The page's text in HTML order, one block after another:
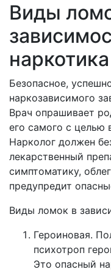
Виды
наркотика
Безопасное,
наркозависимого
Врач опрашивает
его самого с целью
Нарколог должен
лекарственный
симптоматику,
предупредит
Виды ломок в
Героиновая.
психотроп
Это опасный